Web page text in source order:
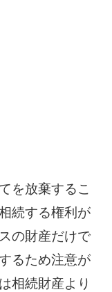
を放棄するこ
続する権利が
の財産だけで
るため注意が
相続財産より